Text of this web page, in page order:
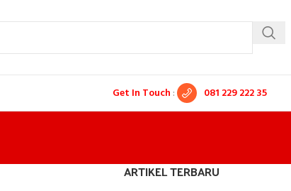
Get In Touch : 081 229 222 35
ARTIKEL TERBARU